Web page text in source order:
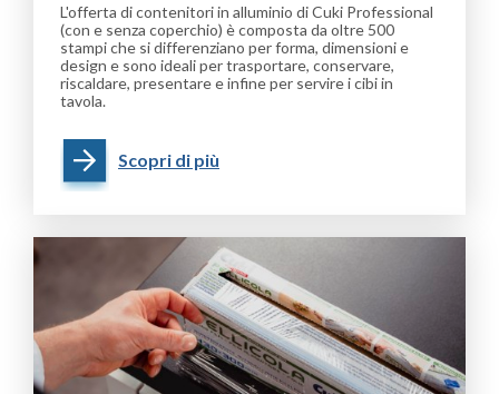
L'offerta di contenitori in alluminio di Cuki Professional
(con e senza coperchio) è composta da oltre 500
stampi che si differenziano per forma, dimensioni e
design e sono ideali per trasportare, conservare,
riscaldare, presentare e infine per servire i cibi in
tavola.
Scopri di più